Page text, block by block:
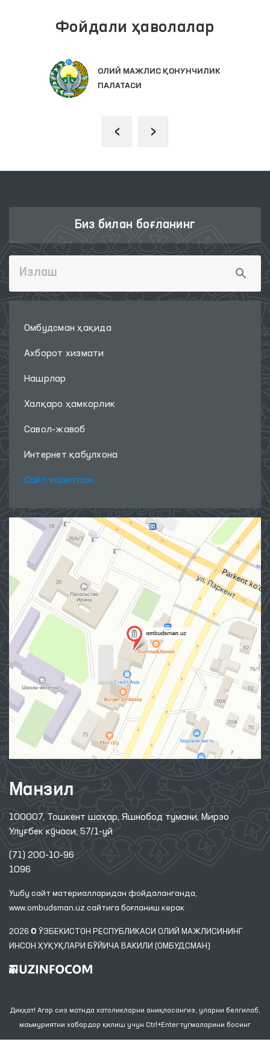
Фойдали ҳаволалар
ОЛИЙ МАЖЛИС ҚОНУНЧИЛИК
ПАЛАТАСИ
‹ ›
Биз билан боғланинг
Омбудсман ҳақида
Ахборот хизмати
Нашрлар
Халқаро ҳамкорлик
Савол-жавоб
Интернет қабулхона
Сайт харитаси
Манзил
100007, Тошкент шаҳар, Яшнобод тумани, Мирзо
Улуғбек кўчаси, 57/1-уй
(71) 200-10-96
1096
Ушбу сайт материалларидан фойдаланганда,
www.ombudsman.uz сайтига боғланиш керак
2026 © ЎЗБЕКИСТОН РЕСПУБЛИКАСИ ОЛИЙ МАЖЛИСИНИНГ
ИНСОН ҲУҚУҚЛАРИ БЎЙИЧА ВАКИЛИ (ОМБУДСМАН)
Диққат! Агар сиз матнда хатоликларни аниқласангиз, уларни белгилаб,
маъмуриятни хабардор қилиш учун Ctrl+Enter тугмаларини босинг